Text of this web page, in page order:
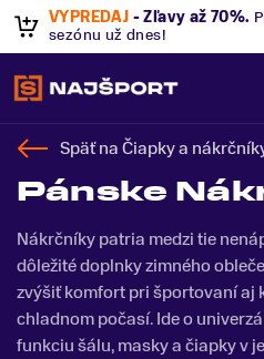
VÝPREDAJ - Zľavy až 70%.
sezónu už dnes!
Späť naČiapky a
Pánske
Nákrčníky patria medzi tie
dôležité doplnky zimného
zvýšiť komfort pri športovaní aj
chladnom počasí. Ide o
funkciu šálu, masky a čiapky v